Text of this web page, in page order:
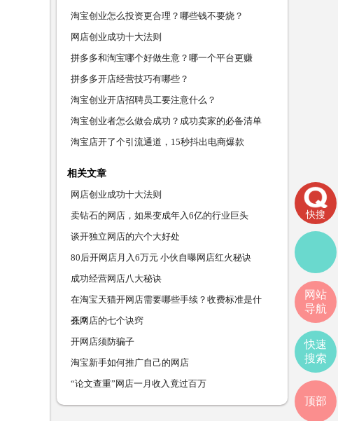
淘宝创业怎么投资更合理？哪些钱不要烧？
网店创业成功十大法则
拼多多和淘宝哪个好做生意？哪一个平台更赚
钱？
拼多多开店经营技巧有哪些？
淘宝创业开店招聘员工要注意什么？
淘宝创业者怎么做会成功？成功卖家的必备清单
淘宝店开了个引流通道，15秒抖出电商爆款
相关文章
网店创业成功十大法则
卖钻石的网店，如果变成年入6亿的行业巨头
谈开独立网店的六个大好处
80后开网店月入6万元 小伙自曝网店红火秘诀
成功经营网店八大秘诀
在淘宝天猫开网店需要哪些手续？收费标准是什
么？
开网店的七个诀窍
开网店须防骗子
淘宝新手如何推广自己的网店
“论文查重”网店一月收入竟过百万
快搜
网站
导航
快速
搜索
顶部